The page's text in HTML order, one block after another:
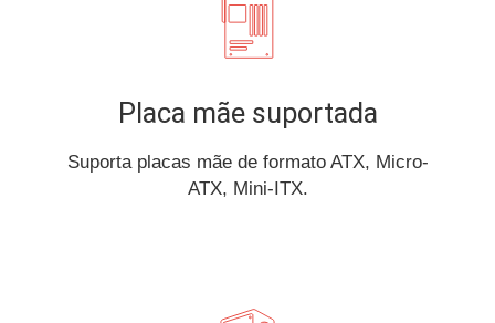
Placa mãe suportada
Suporta placas mãe de formato ATX, Micro-
ATX, Mini-ITX.